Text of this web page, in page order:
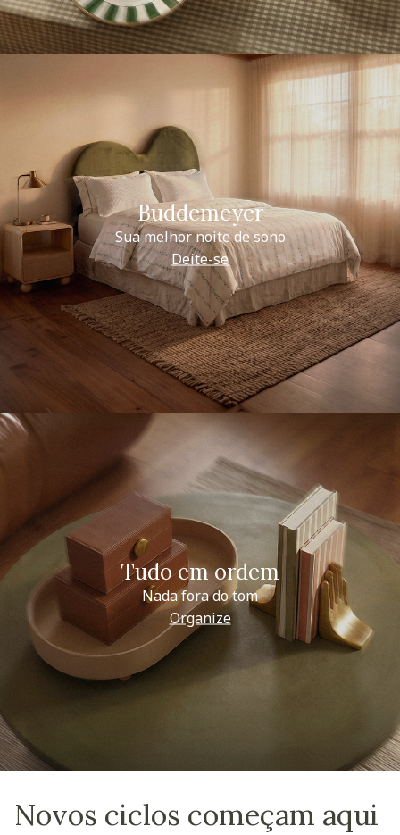
Buddemeyer
Sua melhor noite de sono
Deite-se
Tudo em ordem
Nada fora do tom
Organize
Novos ciclos começam aqui